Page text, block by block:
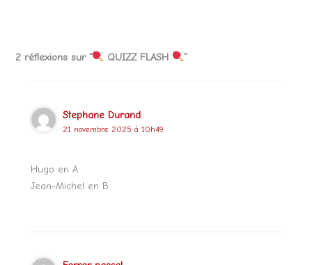
2 réflexions sur “ QUIZZ FLASH ”
Stephane Durand
21 novembre 2025 à 10h49
Hugo en A
Jean-Michel en B